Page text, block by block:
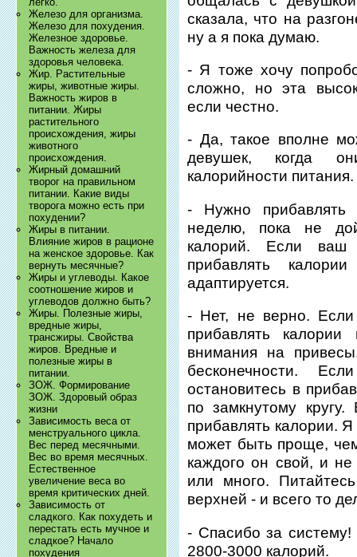
Железо для организма.
Железо для похудения.
Железное здоровье.
Важность железа для
здоровья человека.
Жир. Растительные
жиры, животные жиры.
Важность жиров в
питании. Жиры
растительного
происхождения, жиры
животного
происхождения.
Жирный домашний
творог на правильном
питании. Какие виды
творога можно есть при
похудении?
Жиры в питании.
Влияние жиров в рационе
на женское здоровье. Как
вернуть месячные?
Жиры и углеводы. Какое
соотношение жиров и
углеводов должно быть?
Жиры. Полезные жиры,
вредные жиры,
трансжиры. Свойства
жиров. Вредные и
полезные жиры в
питании.
ЗОЖ. Формирование
ЗОЖ. Здоровый образ
жизни
Зависимость веса от
менструального цикла.
Вес перед месячными.
Вес во время месячных.
Естественное
увеличение веса во
время критических дней.
Зависимость от
сладкого. Как похудеть и
перестать есть мучное и
сладкое? Начало
похудения
сказала, что на
ну а я пока думаю.
- Я тоже хочу
сложно, но эта
если честно.
- Да, такое вполне
девушек, когда
калорийности питания.
- Нужно прибавлять
неделю, пока не
калорий. Если ваш
прибавлять
адаптируется.
- Нет, не верно.
прибавлять
внимания на
бесконечности.
остановитесь в
по замкнутому
прибавлять калории.
может быть проще,
каждого он свой, и
или много.
верхней - и всего то
- Спасибо за систему!
2800-3000 калорий.